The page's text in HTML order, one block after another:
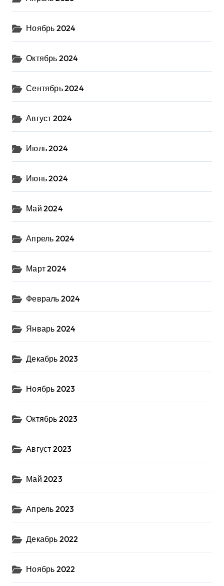
Ноябрь 2024
Октябрь 2024
Сентябрь 2024
Август 2024
Июль 2024
Июнь 2024
Май 2024
Апрель 2024
Март 2024
Февраль 2024
Январь 2024
Декабрь 2023
Ноябрь 2023
Октябрь 2023
Август 2023
Май 2023
Апрель 2023
Декабрь 2022
Ноябрь 2022